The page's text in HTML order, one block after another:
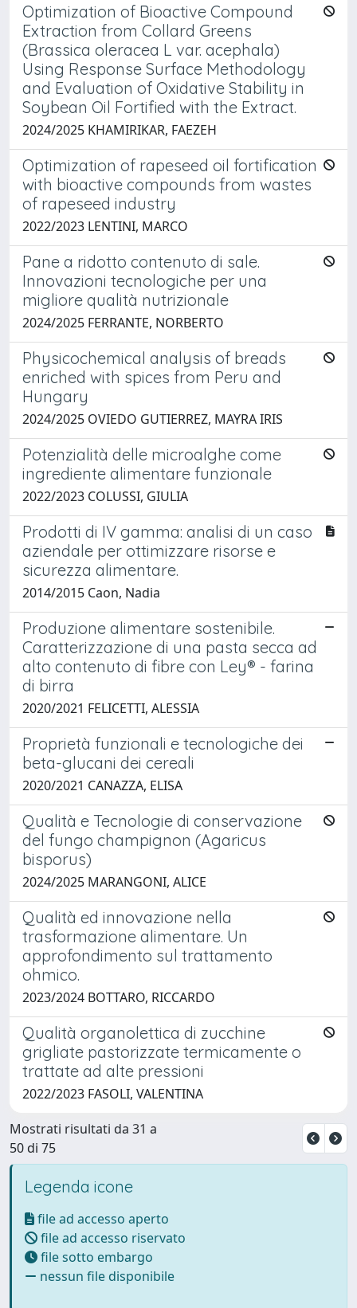
Optimization of Bioactive Compound
Extraction from Collard Greens
(Brassica oleracea L var. acephala)
Using Response Surface Methodology
and Evaluation of Oxidative Stability in
Soybean Oil Fortified with the Extract.
2024/2025 KHAMIRIKAR, FAEZEH
Optimization of rapeseed oil fortification
with bioactive compounds from wastes
of rapeseed industry
2022/2023 LENTINI, MARCO
Pane a ridotto contenuto di sale.
Innovazioni tecnologiche per una
migliore qualità nutrizionale
2024/2025 FERRANTE, NORBERTO
Physicochemical analysis of breads
enriched with spices from Peru and
Hungary
2024/2025 OVIEDO GUTIERREZ, MAYRA IRIS
Potenzialità delle microalghe come
ingrediente alimentare funzionale
2022/2023 COLUSSI, GIULIA
Prodotti di IV gamma: analisi di un caso
aziendale per ottimizzare risorse e
sicurezza alimentare.
2014/2015 Caon, Nadia
Produzione alimentare sostenibile.
Caratterizzazione di una pasta secca ad
alto contenuto di fibre con Ley® - farina
di birra
2020/2021 FELICETTI, ALESSIA
Proprietà funzionali e tecnologiche dei
beta-glucani dei cereali
2020/2021 CANAZZA, ELISA
Qualità e Tecnologie di conservazione
del fungo champignon (Agaricus
bisporus)
2024/2025 MARANGONI, ALICE
Qualità ed innovazione nella
trasformazione alimentare. Un
approfondimento sul trattamento
ohmico.
2023/2024 BOTTARO, RICCARDO
Qualità organolettica di zucchine
grigliate pastorizzate termicamente o
trattate ad alte pressioni
2022/2023 FASOLI, VALENTINA
Mostrati risultati da 31 a
50 di 75
Legenda icone
file ad accesso aperto
file ad accesso riservato
file sotto embargo
nessun file disponibile